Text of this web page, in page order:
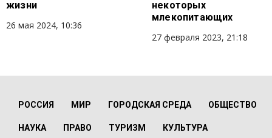
жизни
26 мая 2024, 10:36
некоторых
млекопитающих
27 февраля 2023, 21:18
РОССИЯ МИР ГОРОДСКАЯ СРЕДА ОБЩЕСТВО
НАУКА ПРАВО ТУРИЗМ КУЛЬТУРА